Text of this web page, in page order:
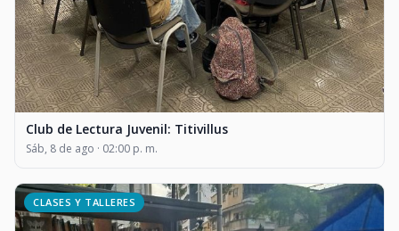
Club de Lectura Juvenil: Titivillus
Sáb, 8 de ago · 02:00 p. m.
CLASES Y TALLERES